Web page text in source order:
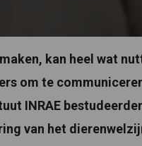
kan heel wat
om te
INRAE
van het